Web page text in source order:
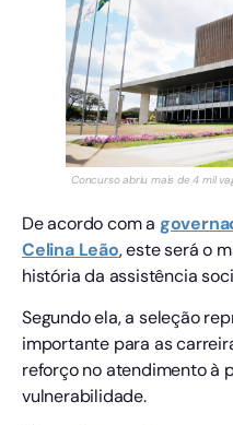
Concurso abriu mais de 4 mil
De acordo com a
Celina Leão, este será o
história da assistência
Segundo ela, a seleção
importante para as
reforço no atendimento à
vulnerabilidade.